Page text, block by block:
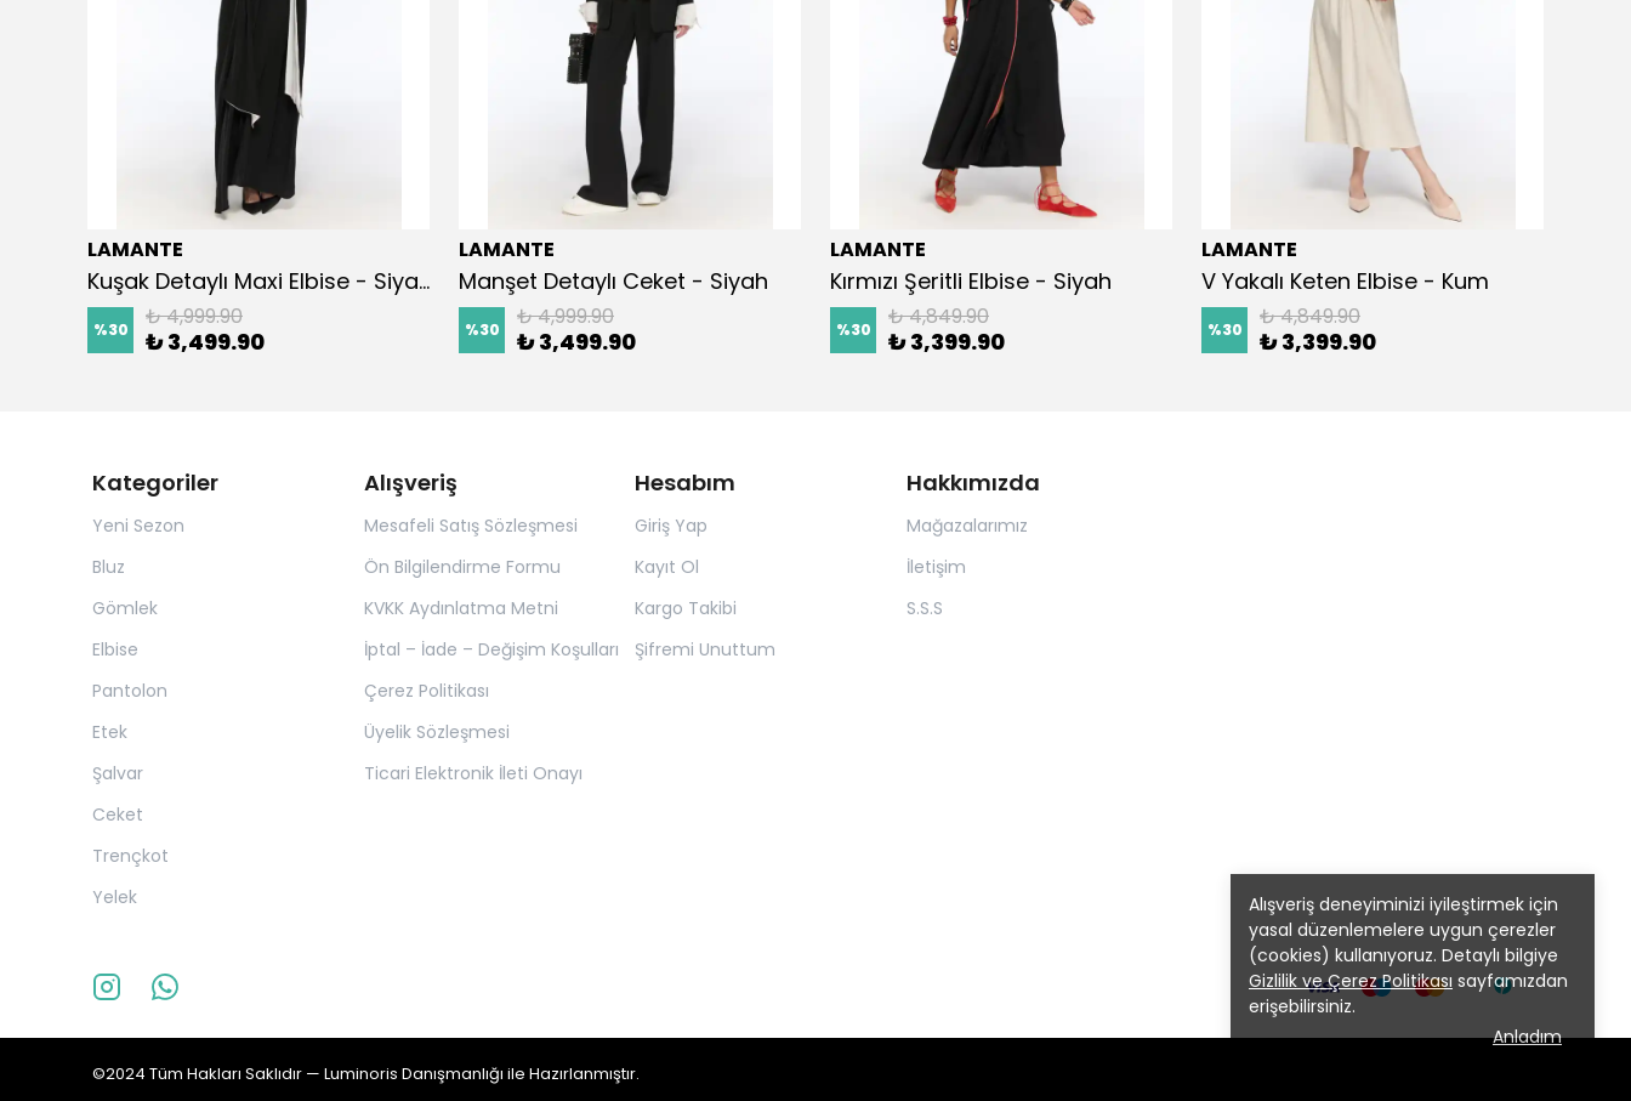
Alışveriş deneyiminizi iyileştirmek için
yasal düzenlemelere uygun çerezler
(cookies) kullanıyoruz. Detaylı bilgiye
Gizlilik ve Çerez Politikası sayfamızdan
erişebilirsiniz.
Anladım
LAMANTE
Kuşak Detaylı Maxi Elbise - Siyah
%30 ₺ 4,999.90
₺ 3,499.90
LAMANTE
Manşet Detaylı Ceket - Siyah
%30 ₺ 4,999.90
₺ 3,499.90
LAMANTE
Kırmızı Şeritli Elbise - Siyah
%30 ₺ 4,849.90
₺ 3,399.90
LAMANTE
V Yakalı Keten Elbise - Kum
%30 ₺ 4,849.90
₺ 3,399.90
Kategoriler
Yeni Sezon
Bluz
Gömlek
Elbise
Pantolon
Etek
Şalvar
Ceket
Trençkot
Yelek
Alışveriş
Mesafeli Satış Sözleşmesi
Ön Bilgilendirme Formu
KVKK Aydınlatma Metni
İptal – İade – Değişim Koşulları
Çerez Politikası
Üyelik Sözleşmesi
Ticari Elektronik İleti Onayı
Hesabım
Giriş Yap
Kayıt Ol
Kargo Takibi
Şifremi Unuttum
Hakkımızda
Mağazalarımız
İletişim
S.S.S
©2024 Tüm Hakları Saklıdır — Luminoris Danışmanlığı ile Hazırlanmıştır.